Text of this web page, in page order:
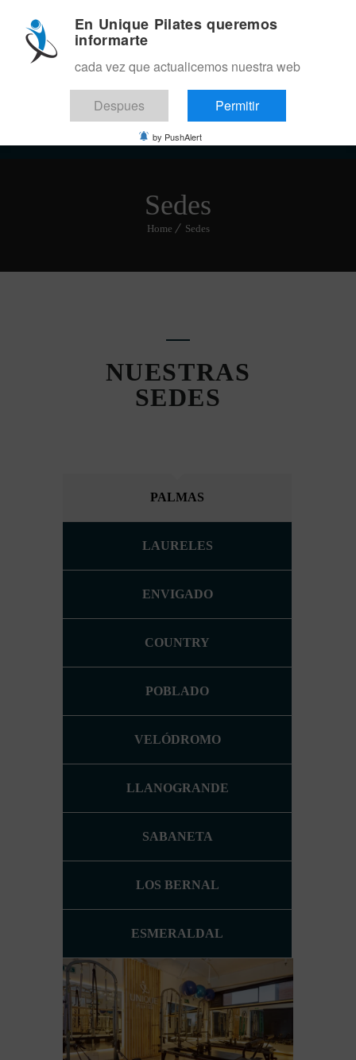
Sedes
Home Sedes
NUESTRAS
SEDES
PALMAS
LAURELES
ENVIGADO
COUNTRY
POBLADO
VELÓDROMO
LLANOGRANDE
SABANETA
LOS BERNAL
ESMERALDAL
En Unique Pilates queremos
informarte
cada vez que actualicemos nuestra web
Despues Permitir
by PushAlert